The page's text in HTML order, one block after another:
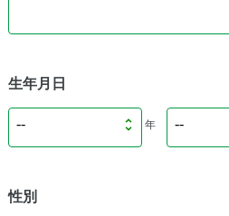
生年月日
年
性別